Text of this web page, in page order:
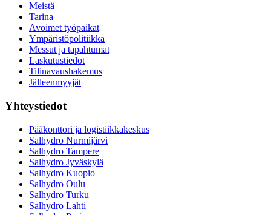
Meistä
Tarina
Avoimet työpaikat
Ympäristöpolitiikka
Messut ja tapahtumat
Laskutustiedot
Tilinavaushakemus
Jälleenmyyjät
Yhteystiedot
Pääkonttori ja logistiikkakeskus
Salhydro Nurmijärvi
Salhydro Tampere
Salhydro Jyväskylä
Salhydro Kuopio
Salhydro Oulu
Salhydro Turku
Salhydro Lahti